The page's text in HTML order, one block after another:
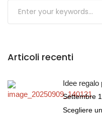
Submit
Articoli recenti
Idee regalo
Settembre
Scegliere